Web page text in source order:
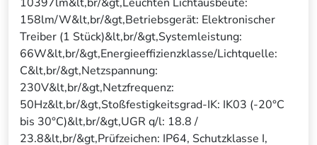
158lm/W&lt,br/&gt,Betriebsgerät: Elektronischer
Treiber (1 Stück)&lt,br/&gt,Systemleistung:
66W&lt,br/&gt,Energieeffizienzklasse/Lichtquelle:
C&lt,br/&gt,Netzspannung:
230V&lt,br/&gt,Netzfrequenz:
50Hz&lt,br/&gt,Stoßfestigkeitsgrad-IK: IK03 (-20°C
bis 30°C)&lt,br/&gt,UGR q/l: 18.8 /
23.8&lt,br/&gt,Prüfzeichen: IP64, Schutzklasse I,